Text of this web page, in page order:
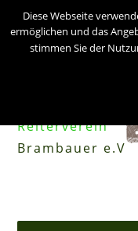
Reiterverein
Brambauer e.V
Diese Webseite
ermöglichen und das
stimmen Sie der